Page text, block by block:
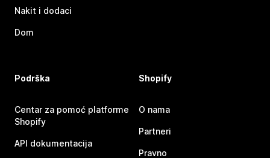
Nakit i dodaci
Dom
Podrška
Centar za pomoć platforme
Shopify
API dokumentacija
Shopify
O nama
Partneri
Pravno